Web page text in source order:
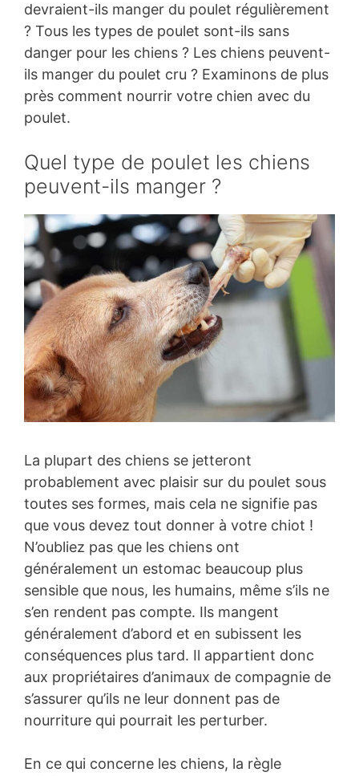
devraient-ils manger du poulet régulièrement
? Tous les types de poulet sont-ils sans
danger pour les chiens ? Les chiens peuvent-
ils manger du poulet cru ? Examinons de plus
près comment nourrir votre chien avec du
poulet.
Quel type de poulet les chiens
peuvent-ils manger ?
La plupart des chiens se jetteront
probablement avec plaisir sur du poulet sous
toutes ses formes, mais cela ne signifie pas
que vous devez tout donner à votre chiot !
N’oubliez pas que les chiens ont
généralement un estomac beaucoup plus
sensible que nous, les humains, même s’ils ne
s’en rendent pas compte. Ils mangent
généralement d’abord et en subissent les
conséquences plus tard. Il appartient donc
aux propriétaires d’animaux de compagnie de
s’assurer qu’ils ne leur donnent pas de
nourriture qui pourrait les perturber.
En ce qui concerne les chiens, la règle